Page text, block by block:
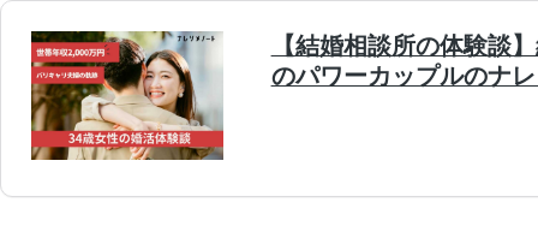
【結婚相談所の体験談
のパワーカップルのナ